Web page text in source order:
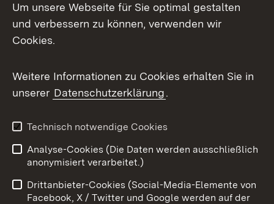
Mastodon
Messenger
Social Wall
X / Twitter
Youtube
Benutzungshinweise
Barrierefreiheit
Um unsere Webseite für Sie optimal gestalten
und verbessern zu können, verwenden wir
Cookies.
Weitere Informationen zu Cookies erhalten Sie in
unserer Datenschutzerklärung.
Technisch notwendige Cookies
Analyse-Cookies (Die Daten werden ausschließlich
anonymisiert verarbeitet.)
Drittanbieter-Cookies (Social-Media-Elemente von
Facebook, X / Twitter und Google werden auf der